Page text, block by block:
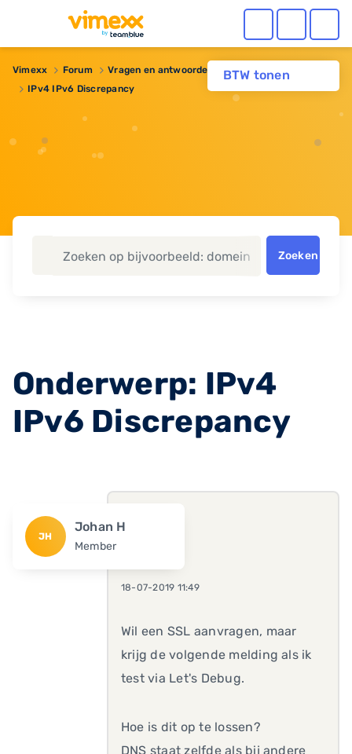
BTW tonen
Vimexx Forum Vragen en antwoorden
Domeinnaam
IPv4 IPv6 Discrepancy
Zoeken
Onderwerp: IPv4
IPv6 Discrepancy
JH
Johan H
Member
18-07-2019 11:49
Wil een SSL aanvragen, maar
krijg de volgende melding als ik
test via Let's Debug.
Hoe is dit op te lossen?
DNS staat zelfde als bij andere